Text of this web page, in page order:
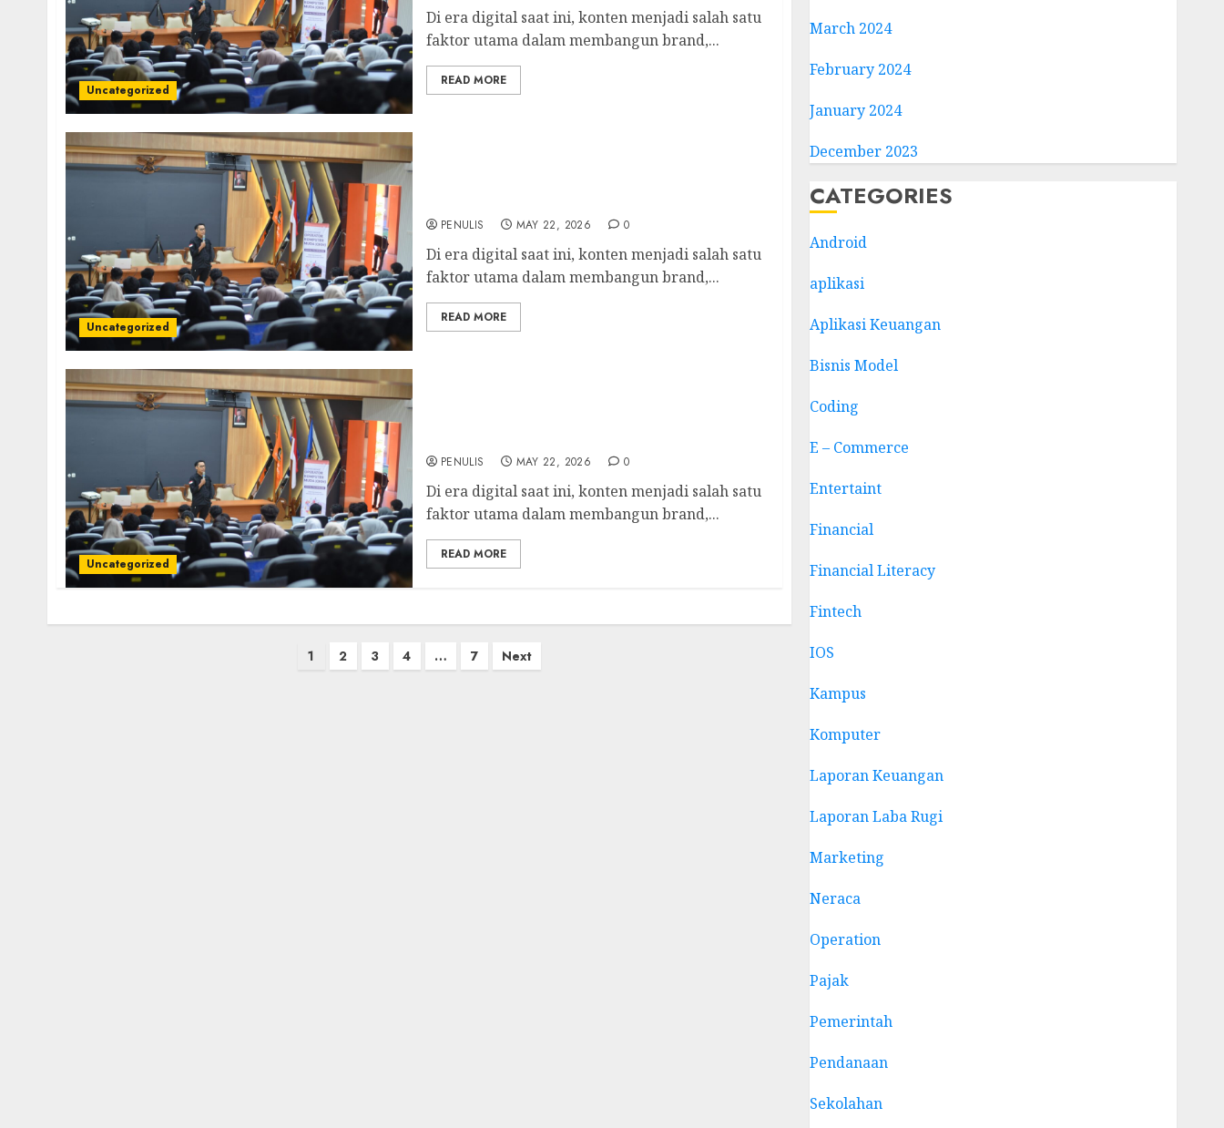
Uncategorized
Di era digital saat ini, konten menjadi salah satu
faktor utama dalam membangun brand,...
READ MORE
Uncategorized
PENULIS MAY 22, 2026 0
Di era digital saat ini, konten menjadi salah satu
faktor utama dalam membangun brand,...
READ MORE
Uncategorized
PENULIS MAY 22, 2026 0
Di era digital saat ini, konten menjadi salah satu
faktor utama dalam membangun brand,...
READ MORE
1 2 3 4 … 7 Next
March 2024
February 2024
January 2024
December 2023
CATEGORIES
Android
aplikasi
Aplikasi Keuangan
Bisnis Model
Coding
E – Commerce
Entertaint
Financial
Financial Literacy
Fintech
IOS
Kampus
Komputer
Laporan Keuangan
Laporan Laba Rugi
Marketing
Neraca
Operation
Pajak
Pemerintah
Pendanaan
Sekolahan